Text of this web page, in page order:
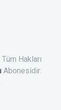
Hakları
Abonesidir.